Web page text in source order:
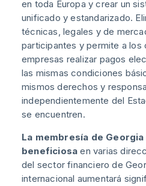
en toda Europa y crear un
unificado y estandarizado.
técnicas, legales y de
participantes y permite a los
empresas realizar pagos
las mismas condiciones
mismos derechos y
independientemente del
se encuentren.
La membresía de Georgia
beneficiosa en varias
del sector financiero de
internacional aumentará